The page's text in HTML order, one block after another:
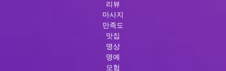
리뷰
마사지
만족도
맛집
명상
명예
모험